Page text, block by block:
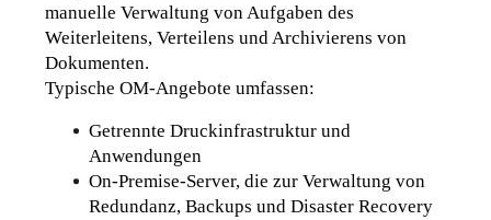
manuelle Verwaltung von Aufgaben des
Weiterleitens, Verteilens und Archivierens von
Dokumenten.
Typische OM-Angebote umfassen:
Getrennte Druckinfrastruktur und
Anwendungen
On-Premise-Server, die zur Verwaltung von
Redundanz, Backups und Disaster Recovery